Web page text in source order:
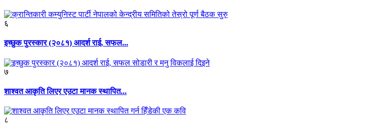
६
इच्छुक पुरस्कार (२०८१) आदर्श राई, सफल...
७
शाश्वत आकृति लिएर एउटा मानक स्थापित...
८